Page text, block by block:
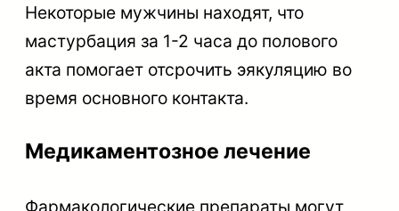
Некоторые мужчины находят, что
мастурбация за 1-2 часа до полового
акта помогает отсрочить эякуляцию во
время основного контакта.
Медикаментозное лечение
Фармакологические препараты могут